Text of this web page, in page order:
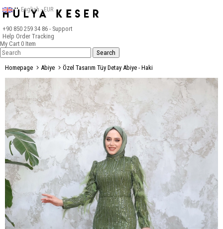
+90 850 259 34 86 - Support
Help Order Tracking
English - EUR
My Cart 0 Item
Homepage Abiye Özel Tasarım Tüy Detay Abiye - Haki